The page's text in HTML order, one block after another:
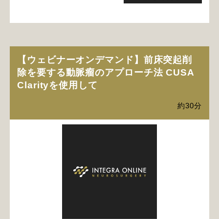
【ウェビナーオンデマンド】前床突起削
除を要する動脈瘤のアプローチ法 CUSA
Clarityを使用して
約30分